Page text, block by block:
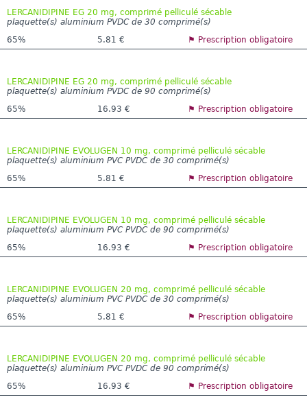
LERCANIDIPINE EG 20 mg, comprimé pelliculé sécable
plaquette(s) aluminium PVDC de 30 comprimé(s)
65%
5.81 € ⚑ Prescription obligatoire
LERCANIDIPINE EG 20 mg, comprimé pelliculé sécable
plaquette(s) aluminium PVDC de 90 comprimé(s)
65%
16.93 € ⚑ Prescription obligatoire
LERCANIDIPINE EVOLUGEN 10 mg, comprimé pelliculé sécable
plaquette(s) aluminium PVC PVDC de 30 comprimé(s)
65%
5.81 € ⚑ Prescription obligatoire
LERCANIDIPINE EVOLUGEN 10 mg, comprimé pelliculé sécable
plaquette(s) aluminium PVC PVDC de 90 comprimé(s)
65%
16.93 € ⚑ Prescription obligatoire
LERCANIDIPINE EVOLUGEN 20 mg, comprimé pelliculé sécable
plaquette(s) aluminium PVC PVDC de 30 comprimé(s)
65%
5.81 € ⚑ Prescription obligatoire
LERCANIDIPINE EVOLUGEN 20 mg, comprimé pelliculé sécable
plaquette(s) aluminium PVC PVDC de 90 comprimé(s)
65%
16.93 € ⚑ Prescription obligatoire